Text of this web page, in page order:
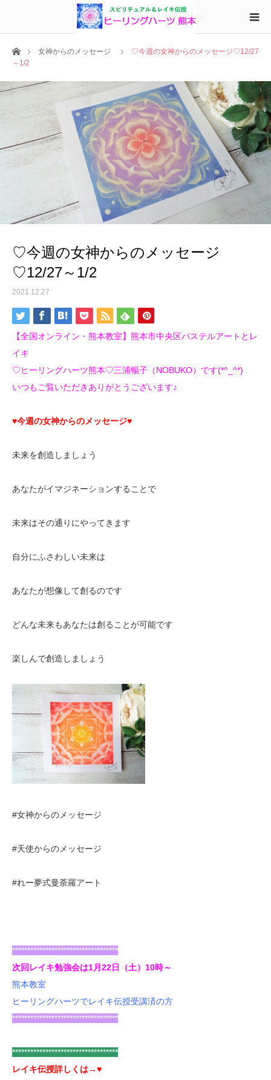
ホーム女神からのメッセージ
♡今週の女神からのメッセージ♡12/27
～1/2
♡今週の女神からのメッセージ
♡12/27～1/2
2021.12.27
【全国オンライン・熊本教室】熊本市中央区パステルアートとレ
イキ
♡ヒーリングハーツ熊本♡三浦暢子（NOBUKO）です(*^_^*)
いつもご覧いただきありがとうございます♪
♥今週の女神からのメッセージ♥
未来を創造しましょう
あなたがイマジネーションすることで
未来はその通りにやってきます
自分にふさわしい未来は
あなたが想像して創るのです
どんな未来もあなたは創ることが可能です
楽しんで創造しましょう
#女神からのメッセージ
#天使からのメッセージ
#れー夢式曼荼羅アート
***********************************
次回レイキ勉強会は1月22日（土）10時～
熊本教室
ヒーリングハーツでレイキ伝授受講済の方
***********************************
***********************************
レイキ伝授詳しくは→♥